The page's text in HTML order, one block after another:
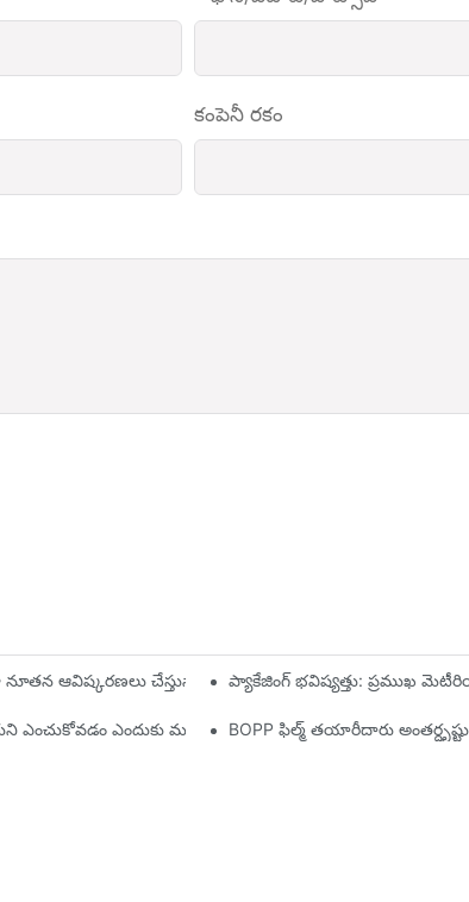
కంపెనీ రకం
ఆవిష్కరణలు చేస్తున్నారు ప్యాకేజింగ్ భవిష్యత్తు: ప్రముఖ
ఎందుకు ముఖ్యం BOPP ఫిల్మ్ తయారీదారు